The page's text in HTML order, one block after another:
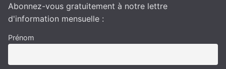
Abonnez-vous gratuitement à notre lettre
d'information mensuelle :
Prénom